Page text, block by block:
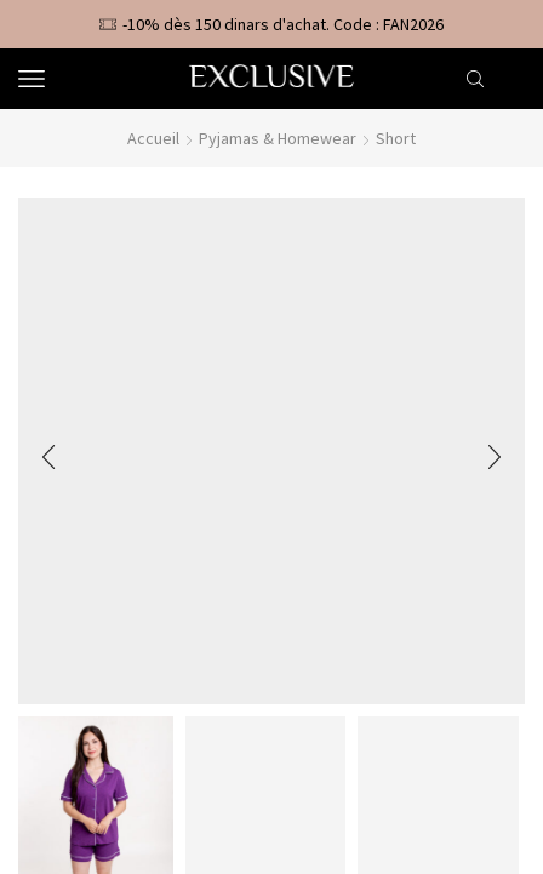
-10% dès 150 dinars d'achat. Code : FAN2026
Accueil Pyjamas & Homewear Short